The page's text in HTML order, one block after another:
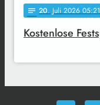
notes 20. Juli 2026 05:21
Kostenlose